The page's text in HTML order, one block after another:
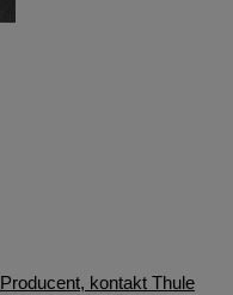
Producent, kontakt Thule